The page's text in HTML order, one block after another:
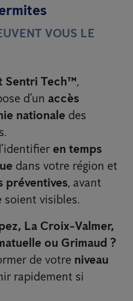
VOUS LE
Sentri Tech™,
d’un accès
nationale des
en temps
dans votre région et
préventives, avant
soient visibles.
La Croix-Valmer,
ou Grimaud ?
de votre niveau
rapidement si